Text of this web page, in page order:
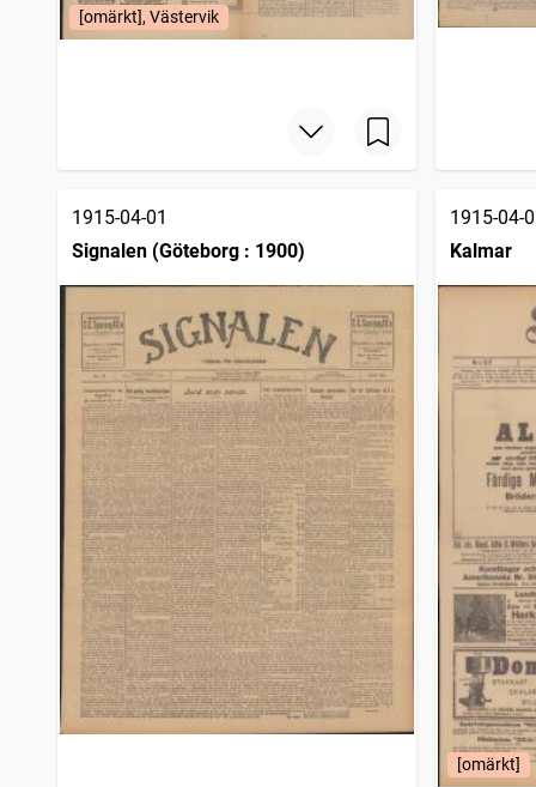
[omärkt], Västervik
1915-04-01
Signalen (Göteborg : 1900)
1915-04-
Kalmar
[omärkt]